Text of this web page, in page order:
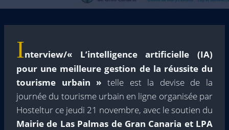
Interview/« L’intelligence artificielle (IA)
pour une meilleure gestion de la réussite du
tourisme urbain » telle est la devise de la
journée du tourisme urbain en ligne organisée par
Hosteltur ce jeudi 21 novembre, avec le soutien du
Mairie de Las Palmas de Gran Canaria et LPA